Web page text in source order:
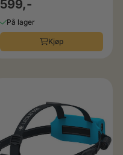
599,-
På lager
Kjøp